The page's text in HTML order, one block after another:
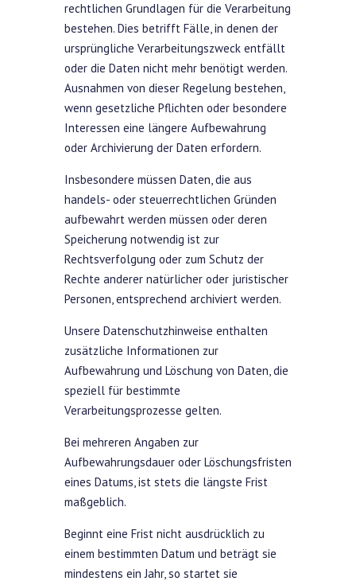
rechtlichen Grundlagen für die Verarbeitung
bestehen. Dies betrifft Fälle, in denen der
ursprüngliche Verarbeitungszweck entfällt
oder die Daten nicht mehr benötigt werden.
Ausnahmen von dieser Regelung bestehen,
wenn gesetzliche Pflichten oder besondere
Interessen eine längere Aufbewahrung
oder Archivierung der Daten erfordern.
Insbesondere müssen Daten, die aus
handels- oder steuerrechtlichen Gründen
aufbewahrt werden müssen oder deren
Speicherung notwendig ist zur
Rechtsverfolgung oder zum Schutz der
Rechte anderer natürlicher oder juristischer
Personen, entsprechend archiviert werden.
Unsere Datenschutzhinweise enthalten
zusätzliche Informationen zur
Aufbewahrung und Löschung von Daten, die
speziell für bestimmte
Verarbeitungsprozesse gelten.
Bei mehreren Angaben zur
Aufbewahrungsdauer oder Löschungsfristen
eines Datums, ist stets die längste Frist
maßgeblich.
Beginnt eine Frist nicht ausdrücklich zu
einem bestimmten Datum und beträgt sie
mindestens ein Jahr, so startet sie